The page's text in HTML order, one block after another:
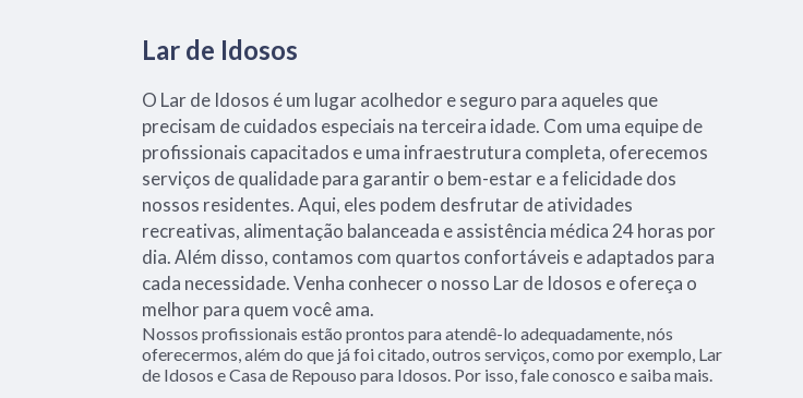
Lar de Idosos
O Lar de Idosos é um lugar acolhedor e seguro para aqueles que
precisam de cuidados especiais na terceira idade. Com uma equipe de
profissionais capacitados e uma infraestrutura completa, oferecemos
serviços de qualidade para garantir o bem-estar e a felicidade dos
nossos residentes. Aqui, eles podem desfrutar de atividades
recreativas, alimentação balanceada e assistência médica 24 horas por
dia. Além disso, contamos com quartos confortáveis e adaptados para
cada necessidade. Venha conhecer o nosso Lar de Idosos e ofereça o
melhor para quem você ama.
Nossos profissionais estão prontos para atendê-lo adequadamente, nós
oferecermos, além do que já foi citado, outros serviços, como por exemplo, Lar
de Idosos e Casa de Repouso para Idosos. Por isso, fale conosco e saiba mais.